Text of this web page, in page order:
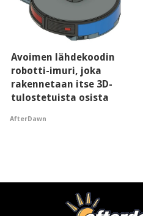
Avoimen lähdekoodin
robotti-imuri, joka
rakennetaan itse 3D-
tulostetuista osista
AfterDawn